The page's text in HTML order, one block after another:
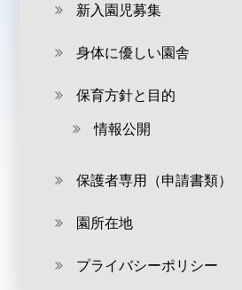
新入園児募集
身体に優しい園舎
保育方針と目的
情報公開
保護者専用（申請書類）
園所在地
プライバシーポリシー